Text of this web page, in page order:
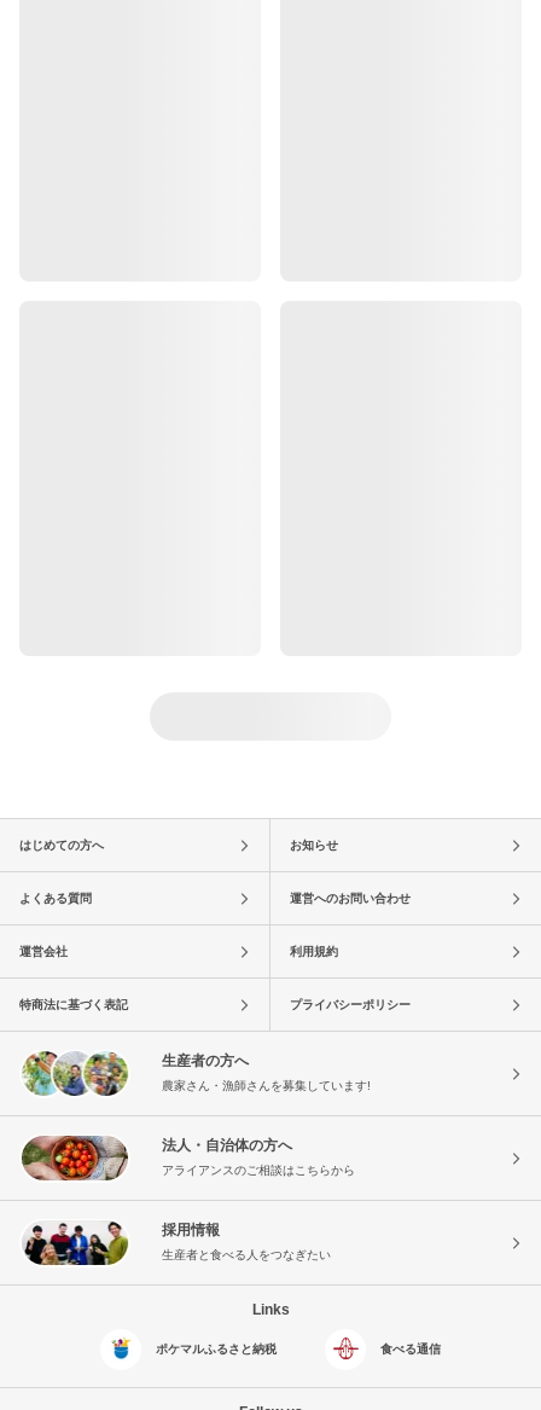
はじめての方へ お知らせ
よくある質問 運営へのお問い合わせ
運営会社 利用規約
特商法に基づく表記 プライバシーポリシー
生産者の方へ
農家さん・漁師さんを募集しています!
法人・自治体の方へ
アライアンスのご相談はこちらから
採用情報
生産者と食べる人をつなぎたい
Links
ポケマルふるさと納税 食べる通信